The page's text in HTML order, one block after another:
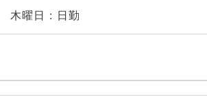
木曜日 : 日勤